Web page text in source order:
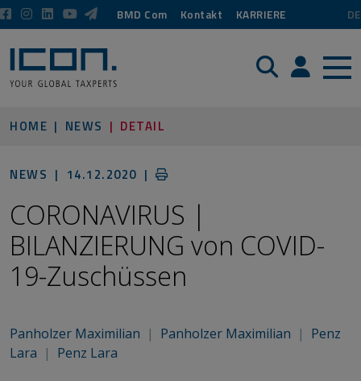
BMD Com Kontakt KARRIERE DE
Suche Login /
HOME NEWS DETAIL
NEWS | 14.12.2020 |
CORONAVIRUS |
BILANZIERUNG von COVID-
19-Zuschüssen
Panholzer Maximilian | Panholzer Maximilian | Penz
Lara | Penz Lara